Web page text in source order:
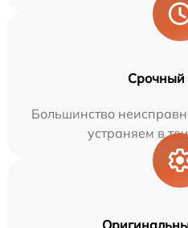
Срочный
Большинство
устраняем в